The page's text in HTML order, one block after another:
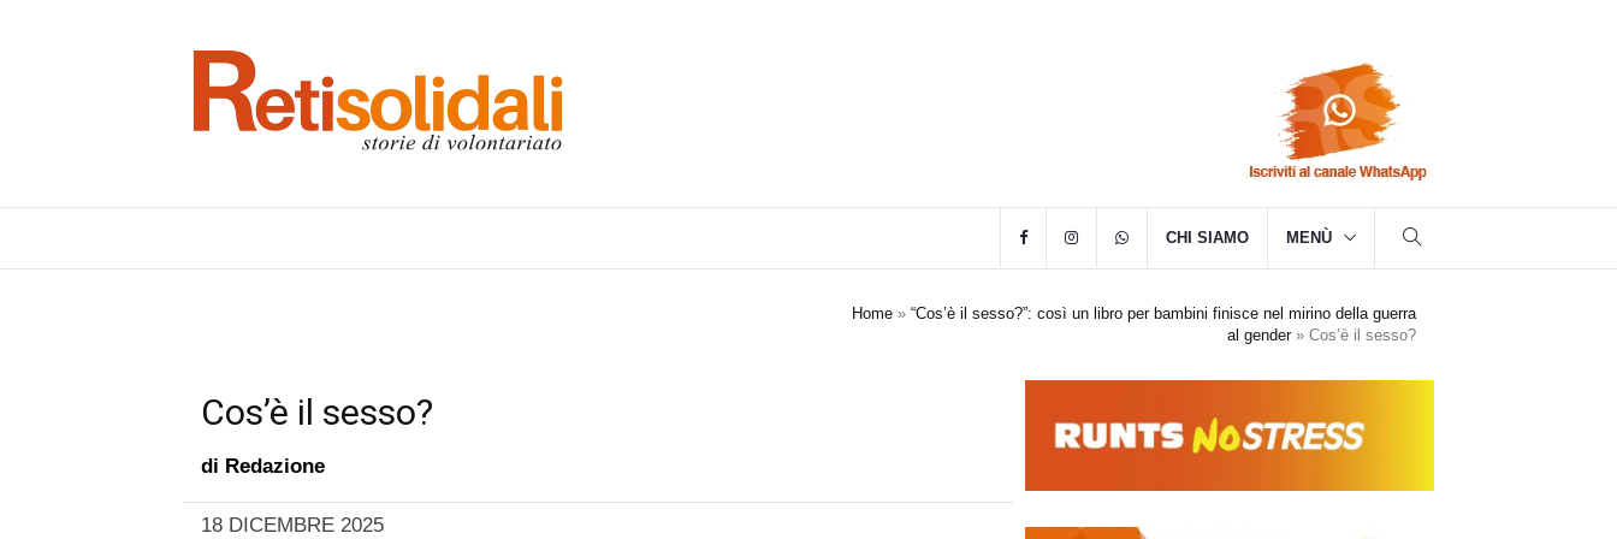
CHI SIAMO MENÙ
Home » “Cos’è il sesso?”: così un libro per bambini finisce nel mirino della guerra
al gender» Cos’è il sesso?
Cos’è il sesso?
di Redazione
18 DICEMBRE 2025